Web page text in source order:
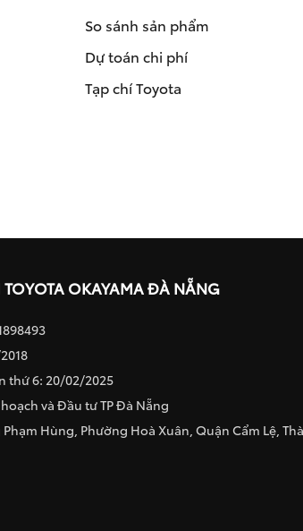
So sánh sản phẩm
Dự toán chi phí
Tạp chí Toyota
TOYOTA OKAYAMA ĐÀ NẴNG
thứ 6: 20/02/2025
và Đầu tư TP Đà Nẵng
Hùng, Phường Hoà Xuân, Quận Cẩm Lệ,